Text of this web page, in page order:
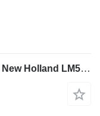
Maximus NCP1903 hladnjak ulja za New Holland LM5040 ,LM5060, LM5080 teleskopskog utovarivača